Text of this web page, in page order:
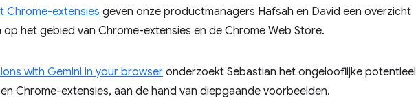
Chrome-extensies geven onze productmanagers Hafsah en David een overzicht
het gebied van Chrome-extensies en de Chrome Web Store.
with Gemini in your browser onderzoekt Sebastian het ongelooflijke potentieel
Chrome-extensies, aan de hand van diepgaande voorbeelden.